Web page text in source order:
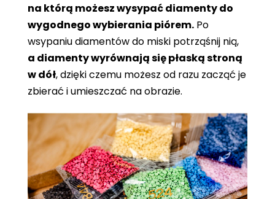
na którą możesz wysypać diamenty do
wygodnego wybierania piórem. Po
wsypaniu diamentów do miski potrząśnij nią,
a diamenty wyrównają się płaską stroną
w dół, dzięki czemu możesz od razu zacząć je
zbierać i umieszczać na obrazie.